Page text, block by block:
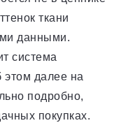
ткани
данными.
система
этом далее на
подробно,
покупках.